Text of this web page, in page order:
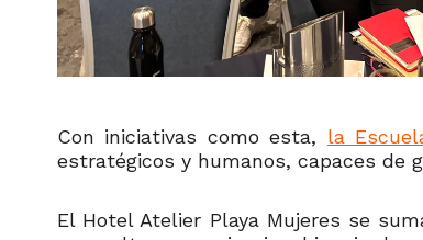
Con iniciativas como esta, la
estratégicos y humanos, capaces de
El Hotel Atelier Playa Mujeres se